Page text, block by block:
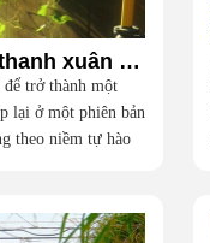
Cảm ơn vì đã là một phần thanh xuân của tôi
trở thành một
lại ở một phiên bản
theo niềm tự hào